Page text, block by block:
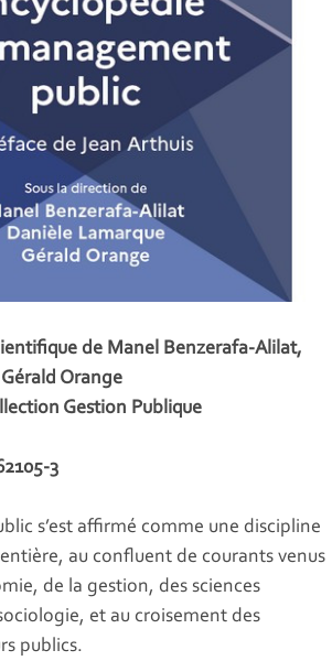
de Manel Benzerafa-Alilat,
Orange
Gestion Publique
3
s’est affirmé comme une discipline
au confluent de courants venus
de la gestion, des sciences
et au croisement des
publics.